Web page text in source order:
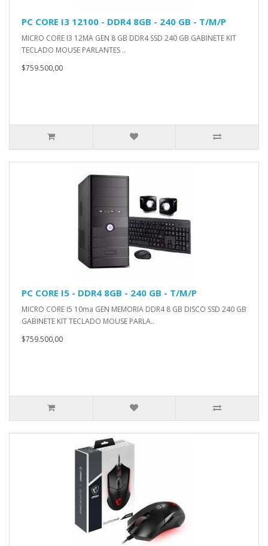
PC CORE I3 12100 - DDR4 8GB - 240 GB - T/M/P
MICRO CORE I3 12MA GEN 8 GB DDR4 SSD 240 GB GABINETE KIT
TECLADO MOUSE PARLANTES ..
$759.500,00
PC CORE I5 - DDR4 8GB - 240 GB - T/M/P
MICRO CORE I5 10ma GEN MEMORIA DDR4 8 GB DISCO SSD 240 GB
GABINETE KIT TECLADO MOUSE PARLA..
$759.500,00